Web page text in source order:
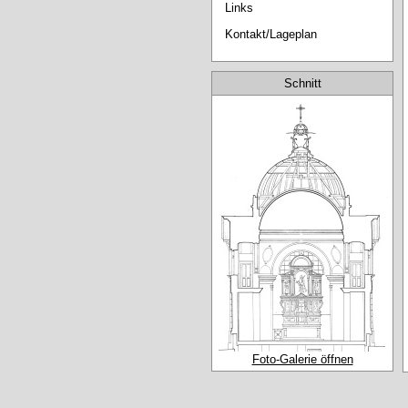
Links
Kontakt/Lageplan
Schnitt
Foto-Galerie öffnen